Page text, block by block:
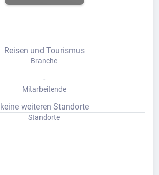
Reisen und Tourismus
Branche
-
Mitarbeitende
keine weiteren Standorte
Standorte